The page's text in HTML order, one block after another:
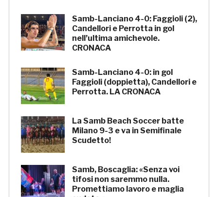
Samb-Lanciano 4-0: Faggioli (2),
Candellori e Perrotta in gol
nell’ultima amichevole.
CRONACA
Samb-Lanciano 4-0: in gol
Faggioli (doppietta), Candellori e
Perrotta. LA CRONACA
La Samb Beach Soccer batte
Milano 9-3 e va in Semifinale
Scudetto!
Samb, Boscaglia: «Senza voi
tifosi non saremmo nulla.
Promettiamo lavoro e maglia